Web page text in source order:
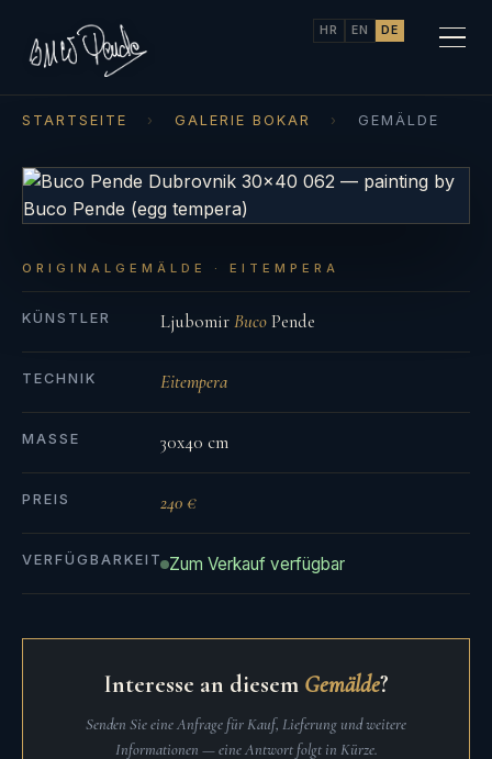
HR EN DE
STARTSEITE › GALERIE BOKAR › GEMÄLDE
ORIGINALGEMÄLDE · EITEMPERA
KÜNSTLER LjubomirBucoPende
TECHNIK Eitempera
MASSE 30x40 cm
PREIS 240 €
VERFÜGBARKEIT Zum Verkauf verfügbar
Interesse an diesem Gemälde?
Senden Sie eine Anfrage für Kauf, Lieferung und weitere
Informationen — eine Antwort folgt in Kürze.